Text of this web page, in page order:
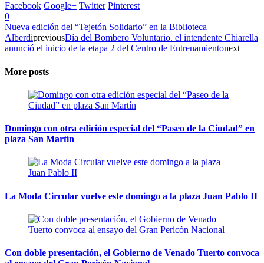
Facebook Google+ Twitter Pinterest
0
Nueva edición del “Tejetón Solidario” en la Biblioteca
AlberdipreviousDía del Bombero Voluntario. el intendente Chiarella
anunció el inicio de la etapa 2 del Centro de Entrenamientonext
More posts
Domingo con otra edición especial del “Paseo de la Ciudad” en
plaza San Martín
La Moda Circular vuelve este domingo a la plaza Juan Pablo II
Con doble presentación, el Gobierno de Venado Tuerto convoca